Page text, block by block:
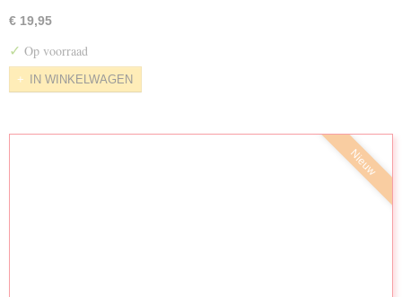
€ 19,95
✓ Op voorraad
IN WINKELWAGEN
Nieuw